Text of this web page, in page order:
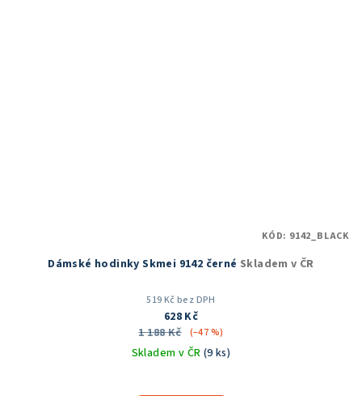
Dámské hodinky Skmei 9142 černé Skladem v ČR
519 Kč bez DPH
628 Kč
1 188 Kč
(–47 %)
Skladem v ČR (9 ks)
KÓD: 9142_BLACK